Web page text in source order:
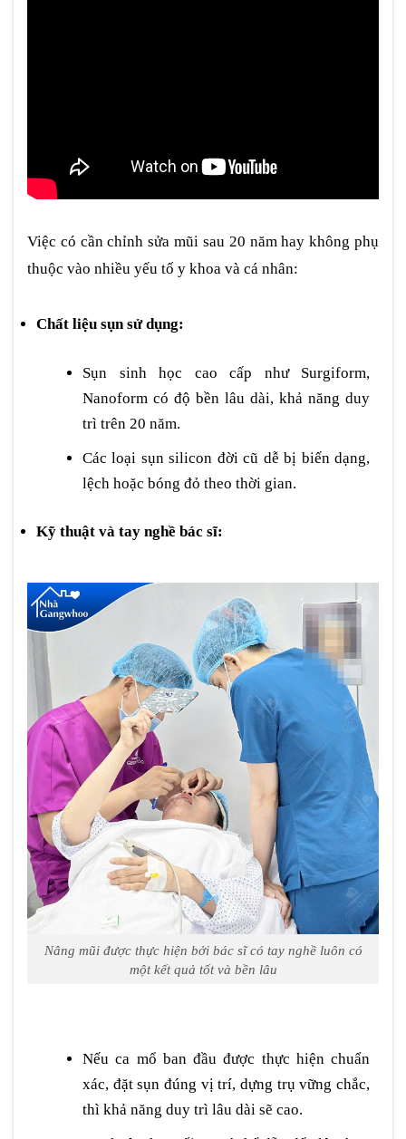
Việc có cần chỉnh sửa mũi sau 20 năm hay không phụ
thuộc vào nhiều yếu tố y khoa và cá nhân:
Chất liệu sụn sử dụng:
Sụn sinh học cao cấp như Surgiform,
Nanoform có độ bền lâu dài, khả năng duy
trì trên 20 năm.
Các loại sụn silicon đời cũ dễ bị biến dạng,
lệch hoặc bóng đỏ theo thời gian.
Kỹ thuật và tay nghề bác sĩ:
Nâng mũi được thực hiện bởi bác sĩ có tay nghề luôn có
một kết quả tốt và bền lâu
Nếu ca mổ ban đầu được thực hiện chuẩn
xác, đặt sụn đúng vị trí, dựng trụ vững chắc,
thì khả năng duy trì lâu dài sẽ cao.